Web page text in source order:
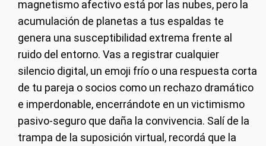
magnetismo afectivo está por las nubes, pero la
acumulación de planetas a tus espaldas te
genera una susceptibilidad extrema frente al
ruido del entorno. Vas a registrar cualquier
silencio digital, un emoji frío o una respuesta corta
de tu pareja o socios como un rechazo dramático
e imperdonable, encerrándote en un victimismo
pasivo-seguro que daña la convivencia. Salí de la
trampa de la suposición virtual, recordá que la